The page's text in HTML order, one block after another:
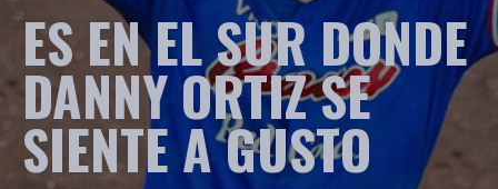
ES EN EL SUR DONDE
DANNY ORTIZ SE
SIENTE A GUSTO